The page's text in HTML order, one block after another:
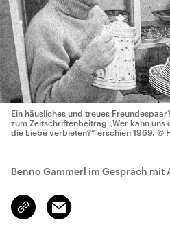
Ein häusliches und treues
zum Zeitschriftenbeitrag „Wer kann uns
die Liebe verbieten?“ erschien 1969. ©
Benno Gammerl im Gespräch mit
Link
kopieren/teilen
Email